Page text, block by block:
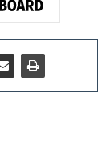
de 200
+ EIS),
Une
Super Zoom, qui